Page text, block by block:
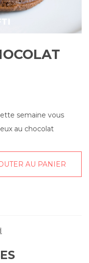
semaine vous
au chocolat
AU PANIER